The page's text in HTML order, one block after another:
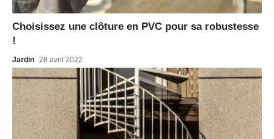
Choisissez une clôture en PVC pour sa robustesse
!
Jardin 28 avril 2022